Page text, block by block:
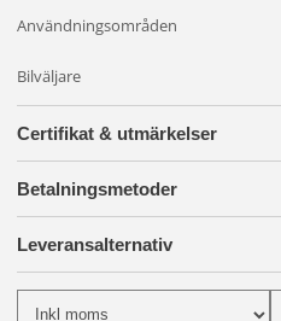
Användningsområden
Bilväljare
Certifikat & utmärkelser
Betalningsmetoder
Leveransalternativ